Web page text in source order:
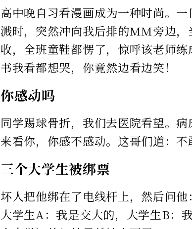
高中晚自习看漫画成为一种时尚。
溅时，突然冲向我后排的MM旁边
收，全班童鞋都愣了，惊呼该老师
书我看都想哭，你竟然边看边笑！
你感动吗
同学踢球骨折，我们去医院看望。
来看你，你感不感动。这哥们道：
三个大学生被绑票
坏人把他绑在了电线杆上，然后问他
大学生A：我是交大的，大学生B：